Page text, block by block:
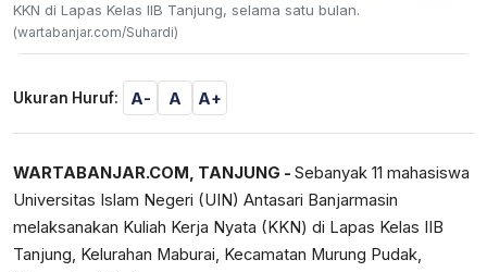
KKN di Lapas Kelas IIB Tanjung, selama satu bulan.
(wartabanjar.com/Suhardi)
Ukuran Huruf: A- A A+
WARTABANJAR.COM, TANJUNG - Sebanyak 11 mahasiswa
Universitas Islam Negeri (UIN) Antasari Banjarmasin
melaksanakan Kuliah Kerja Nyata (KKN) di Lapas Kelas IIB
Tanjung, Kelurahan Maburai, Kecamatan Murung Pudak,